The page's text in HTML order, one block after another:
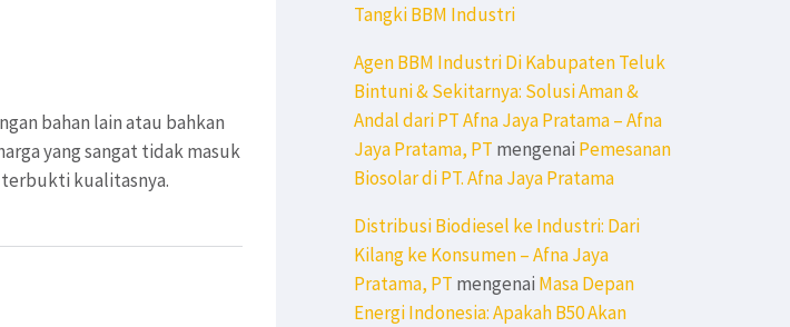
bahan lain atau bahkan
yang sangat tidak masuk
terbukti kualitasnya.
Tangki BBM Industri
Agen BBM Industri Di Kabupaten Teluk
Bintuni & Sekitarnya: Solusi Aman &
Andal dari PT Afna Jaya Pratama – Afna
Jaya Pratama, PT mengenai Pemesanan
Biosolar di PT. Afna Jaya Pratama
Distribusi Biodiesel ke Industri: Dari
Kilang ke Konsumen – Afna Jaya
Pratama, PT mengenai Masa Depan
Energi Indonesia: Apakah B50 Akan